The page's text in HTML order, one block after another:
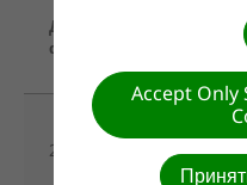
Дата
файла
21/03/2022
Accept Only